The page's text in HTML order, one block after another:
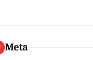
Meta